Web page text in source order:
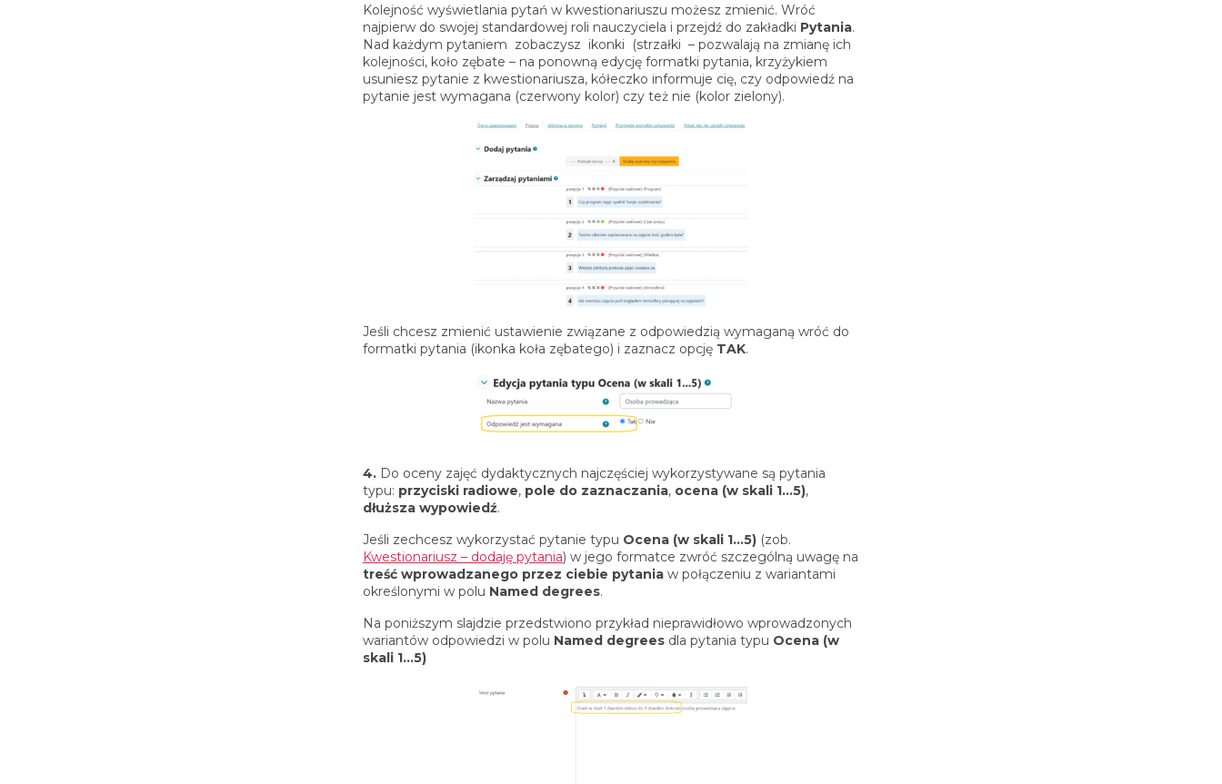
Kolejność wyświetlania pytań w kwestionariuszu możesz zmienić. Wróć
najpierw do swojej standardowej roli nauczyciela i przejdź do zakładki Pytania.
Nad każdym pytaniem zobaczysz ikonki (strzałki – pozwalają na zmianę ich
kolejności, koło zębate – na ponowną edycję formatki pytania, krzyżykiem
usuniesz pytanie z kwestionariusza, kółeczko informuje cię, czy odpowiedź na
pytanie jest wymagana (czerwony kolor) czy też nie (kolor zielony).
Jeśli chcesz zmienić ustawienie związane z odpowiedzią wymaganą wróć do
formatki pytania (ikonka koła zębatego) i zaznacz opcję TAK.
4. Do oceny zajęć dydaktycznych najczęściej wykorzystywane są pytania
typu: przyciski radiowe, pole do zaznaczania, ocena (w skali 1…5),
dłuższa wypowiedź.
Jeśli zechcesz wykorzystać pytanie typu Ocena (w skali 1…5) (zob.
Kwestionariusz – dodaję pytania) w jego formatce zwróć szczególną uwagę na
treść wprowadzanego przez ciebie pytania w połączeniu z wariantami
określonymi w polu Named degrees.
Na poniższym slajdzie przedstwiono przykład nieprawidłowo wprowadzonych
wariantów odpowiedzi w polu Named degrees dla pytania typu Ocena (w
skali 1…5)